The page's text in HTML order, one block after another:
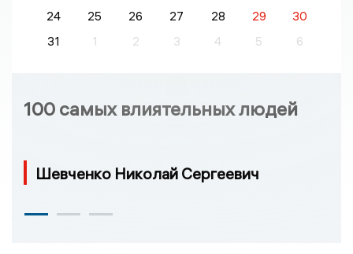
24
25 26 27 28 29
30
31
1 2 3 4 5 6
100 самых влиятельных людей
Шевченко Николай Сергеевич